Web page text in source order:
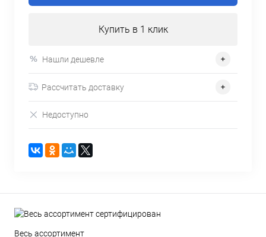
Купить в 1 клик
Нашли дешевле
Рассчитать доставку
Недоступно
Весь ассортимент